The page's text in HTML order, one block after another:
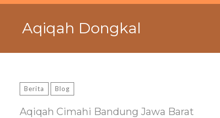
Search
Aqiqah Dongkal
Berita Blog
Aqiqah Cimahi Bandung Jawa Barat